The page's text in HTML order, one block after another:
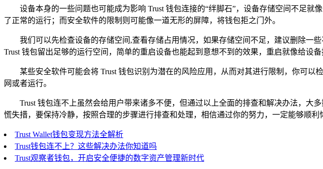
设备本身的一些问题也可能成为影响 Trust 钱包连接的“绊脚石”，设备存储空间不足
了正常的运行；而安全软件的限制则可能像一道无形的屏障，将钱包拒之门外。
我们可以先检查设备的存储空间,查看存储占用情况，如果存储空间不足，建议删除一
Trust 钱包留出足够的运行空间，简单的重启设备也能起到意想不到的效果，重启就像给设
某些安全软件可能会将 Trust 钱包识别为潜在的风险应用，从而对其进行限制，你可
网或者运行。
Trust 钱包连不上虽然会给用户带来诸多不便，但通过以上全面的排查和解决办法，
慌失措，要保持冷静，按照合理的步骤进行排查和处理，相信通过你的努力，一定能够顺
Trust Wallet钱包变现方法全解析
Trust钱包连不上？这些解决办法你知道吗
Trust观察者钱包，开启安全便捷的数字资产管理新时代